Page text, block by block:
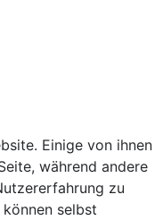
Einige von ihnen
während andere
zu
selbst